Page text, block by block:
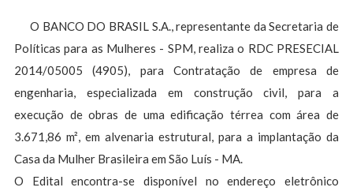
O BANCO DO BRASIL S.A., representante da Secretaria de
Políticas para as Mulheres - SPM, realiza o RDC PRESECIAL
2014/05005 (4905), para Contratação de empresa de
engenharia, especializada em construção civil, para a
execução de obras de uma edificação térrea com área de
3.671,86 m², em alvenaria estrutural, para a implantação da
Casa da Mulher Brasileira em São Luís - MA.
O Edital encontra-se disponível no endereço eletrônico